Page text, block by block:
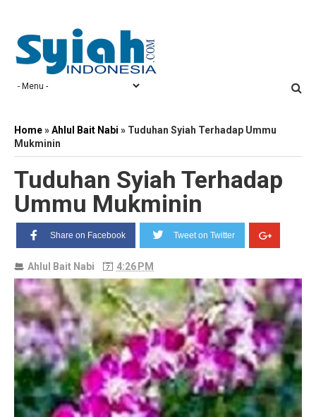
Home»Ahlul Bait Nabi » Tuduhan Syiah Terhadap Ummu
Mukminin
Tuduhan Syiah Terhadap
Ummu Mukminin
Share on Facebook Tweet on Twitter
Ahlul Bait Nabi 4:26 PM